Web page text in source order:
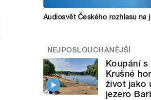
Audiosvět Českého rozhlasu na
NEJPOSLOUCHANĚJŠÍ
Koupání s
Krušné
život jako
jezero